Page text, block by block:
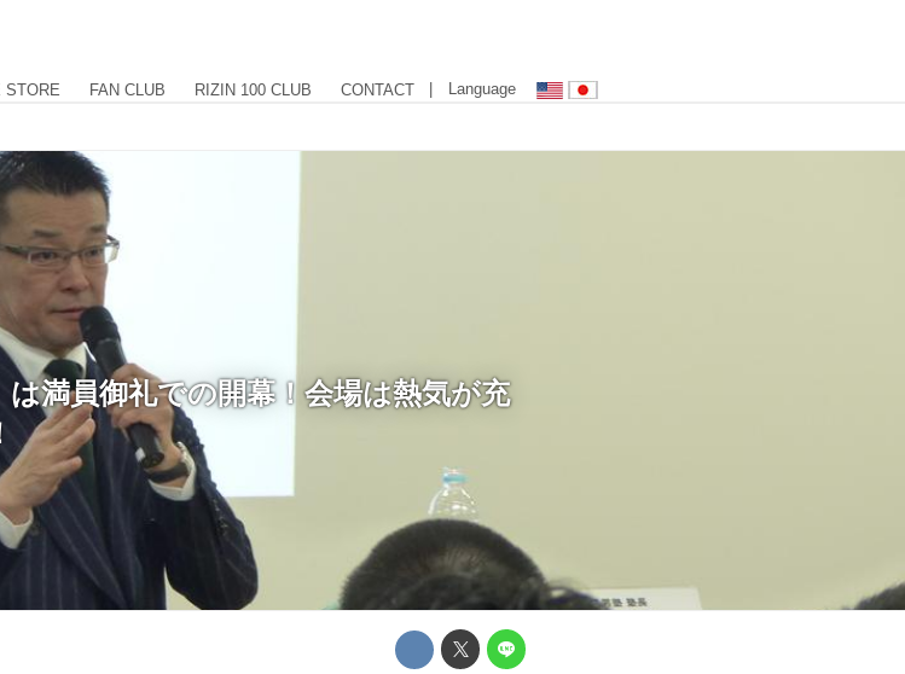
STORE FAN CLUB RIZIN 100 CLUB CONTACT | Language
満員御礼での開幕！会場は熱気が充